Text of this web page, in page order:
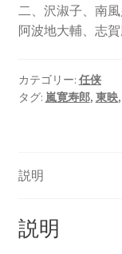
二、沢淑子、南
阿波地大輔、志賀
カテゴリー: 任侠
タグ: 嵐寛寿郎, 東映,
説明
説明